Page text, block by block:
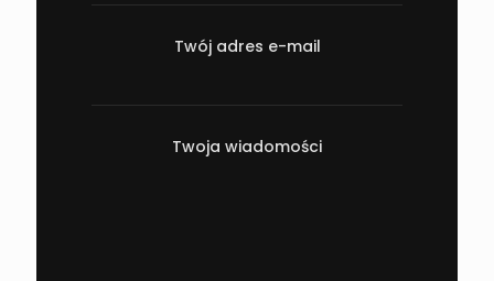
Twój adres e-mail
Twoja wiadomości